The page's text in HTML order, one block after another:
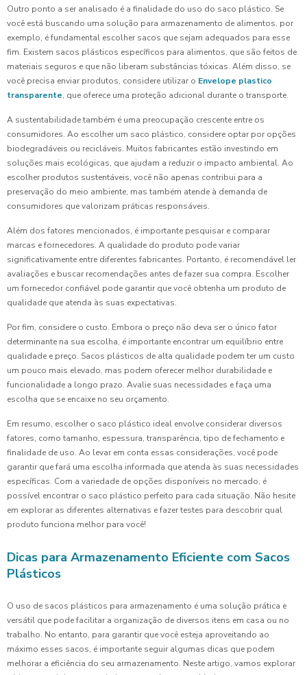
Outro ponto a ser analisado é a finalidade do uso do saco plástico. Se
você está buscando uma solução para armazenamento de alimentos, por
exemplo, é fundamental escolher sacos que sejam adequados para esse
fim. Existem sacos plásticos específicos para alimentos, que são feitos de
materiais seguros e que não liberam substâncias tóxicas. Além disso, se
você precisa enviar produtos, considere utilizar o Envelope plastico
transparente, que oferece uma proteção adicional durante o transporte.
A sustentabilidade também é uma preocupação crescente entre os
consumidores. Ao escolher um saco plástico, considere optar por opções
biodegradáveis ou recicláveis. Muitos fabricantes estão investindo em
soluções mais ecológicas, que ajudam a reduzir o impacto ambiental. Ao
escolher produtos sustentáveis, você não apenas contribui para a
preservação do meio ambiente, mas também atende à demanda de
consumidores que valorizam práticas responsáveis.
Além dos fatores mencionados, é importante pesquisar e comparar
marcas e fornecedores. A qualidade do produto pode variar
significativamente entre diferentes fabricantes. Portanto, é recomendável ler
avaliações e buscar recomendações antes de fazer sua compra. Escolher
um fornecedor confiável pode garantir que você obtenha um produto de
qualidade que atenda às suas expectativas.
Por fim, considere o custo. Embora o preço não deva ser o único fator
determinante na sua escolha, é importante encontrar um equilíbrio entre
qualidade e preço. Sacos plásticos de alta qualidade podem ter um custo
um pouco mais elevado, mas podem oferecer melhor durabilidade e
funcionalidade a longo prazo. Avalie suas necessidades e faça uma
escolha que se encaixe no seu orçamento.
Em resumo, escolher o saco plástico ideal envolve considerar diversos
fatores, como tamanho, espessura, transparência, tipo de fechamento e
finalidade de uso. Ao levar em conta essas considerações, você pode
garantir que fará uma escolha informada que atenda às suas necessidades
específicas. Com a variedade de opções disponíveis no mercado, é
possível encontrar o saco plástico perfeito para cada situação. Não hesite
em explorar as diferentes alternativas e fazer testes para descobrir qual
produto funciona melhor para você!
Dicas para Armazenamento Eficiente com Sacos
Plásticos
O uso de sacos plásticos para armazenamento é uma solução prática e
versátil que pode facilitar a organização de diversos itens em casa ou no
trabalho. No entanto, para garantir que você esteja aproveitando ao
máximo esses sacos, é importante seguir algumas dicas que podem
melhorar a eficiência do seu armazenamento. Neste artigo, vamos explorar